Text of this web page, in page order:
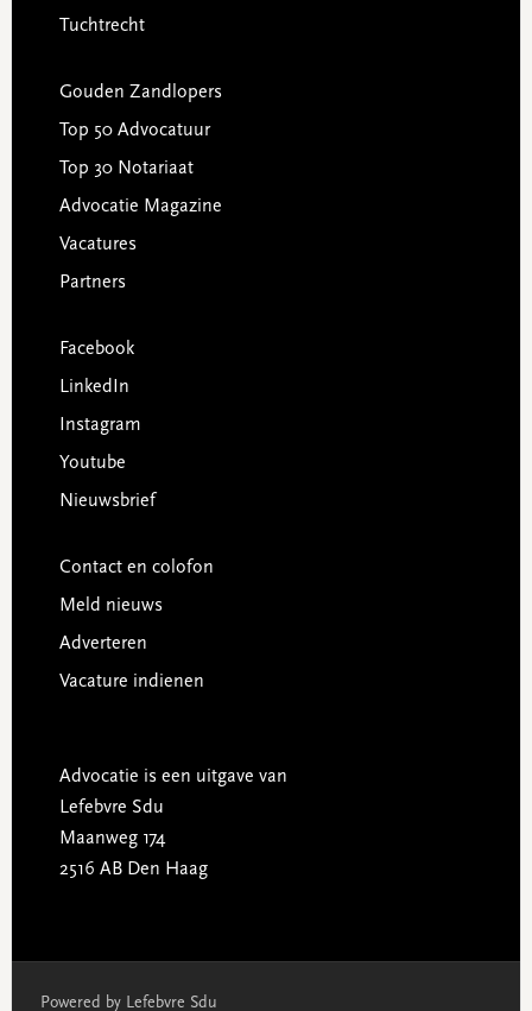
Tuchtrecht
Gouden Zandlopers
Top 50 Advocatuur
Top 30 Notariaat
Advocatie Magazine
Vacatures
Partners
Facebook
LinkedIn
Instagram
Youtube
Nieuwsbrief
Contact en colofon
Meld nieuws
Adverteren
Vacature indienen
Advocatie is een uitgave van
Lefebvre Sdu
Maanweg 174
2516 AB Den Haag
Powered by Lefebvre Sdu